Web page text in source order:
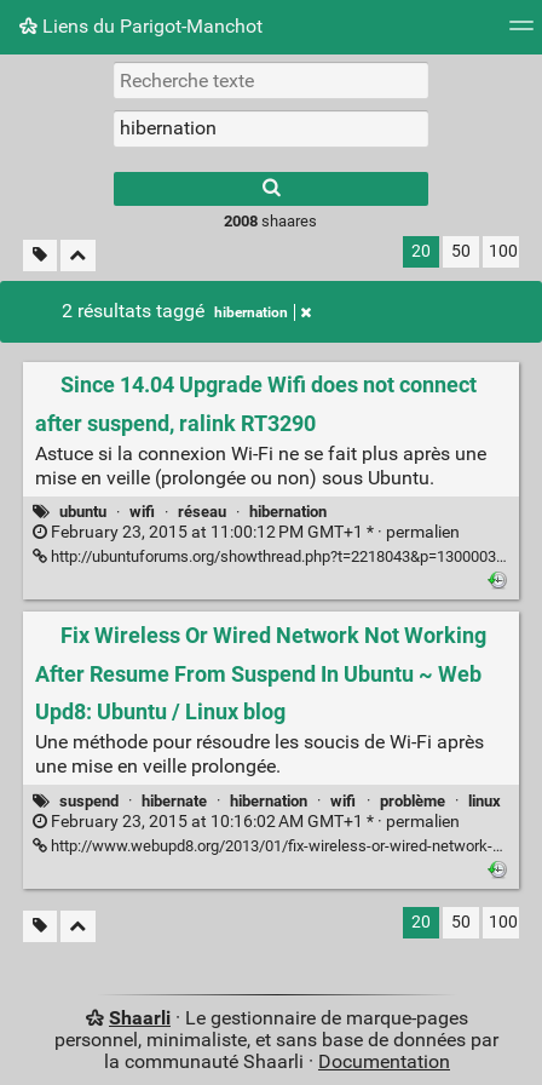
Liens du Parigot-Manchot
Nuage de tags Mur d'images
2008 shaares
20 50 100
2 résultats taggé hibernation
Since 14.04 Upgrade Wifi does not connect
after suspend, ralink RT3290
Astuce si la connexion Wi-Fi ne se fait plus après une
mise en veille (prolongée ou non) sous Ubuntu.
ubuntu · wifi · réseau · hibernation
February 23, 2015 at 11:00:12 PM GMT+1 * · permalien
http://ubuntuforums.org/showthread.php?t=2218043&p=13000035#post13000035
Fix Wireless Or Wired Network Not Working
After Resume From Suspend In Ubuntu ~ Web
Upd8: Ubuntu / Linux blog
Une méthode pour résoudre les soucis de Wi-Fi après
une mise en veille prolongée.
suspend · hibernate · hibernation · wifi · problème · linux
February 23, 2015 at 10:16:02 AM GMT+1 * · permalien
http://www.webupd8.org/2013/01/fix-wireless-or-wired-network-not.html
20 50 100
Shaarli· Le gestionnaire de marque-pages
personnel, minimaliste, et sans base de données par
la communauté Shaarli · Documentation